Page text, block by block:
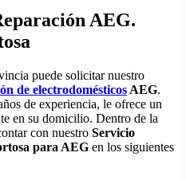
AEG.
puede solicitar nuestro
de electrodomésticos AEG.
de experiencia, le ofrece un
en su domicilio. Dentro de la
con nuestro Servicio
para AEG en los siguientes